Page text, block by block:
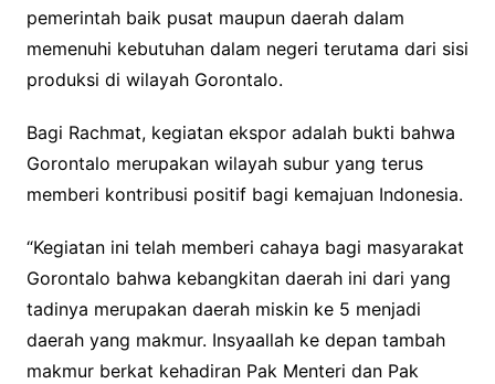
pemerintah baik pusat maupun daerah dalam
memenuhi kebutuhan dalam negeri terutama dari sisi
produksi di wilayah Gorontalo.
Bagi Rachmat, kegiatan ekspor adalah bukti bahwa
Gorontalo merupakan wilayah subur yang terus
memberi kontribusi positif bagi kemajuan Indonesia.
“Kegiatan ini telah memberi cahaya bagi masyarakat
Gorontalo bahwa kebangkitan daerah ini dari yang
tadinya merupakan daerah miskin ke 5 menjadi
daerah yang makmur. Insyaallah ke depan tambah
makmur berkat kehadiran Pak Menteri dan Pak